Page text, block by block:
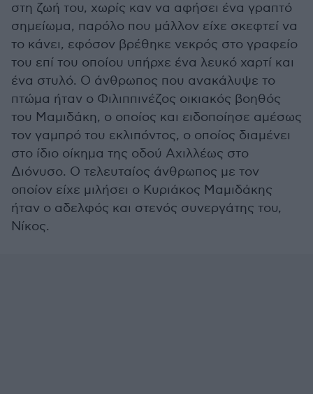
στη ζωή του, χωρίς καν να αφήσει ένα γραπτό
σημείωμα, παρόλο που μάλλον είχε σκεφτεί να
το κάνει, εφόσον βρέθηκε νεκρός στο γραφείο
του επί του οποίου υπήρχε ένα λευκό χαρτί και
ένα στυλό. Ο άνθρωπος που ανακάλυψε το
πτώμα ήταν ο Φιλιππινέζος οικιακός βοηθός
του Μαμιδάκη, ο οποίος και ειδοποίησε αμέσως
τον γαμπρό του εκλιπόντος, ο οποίος διαμένει
στο ίδιο οίκημα της οδού Αχιλλέως στο
Διόνυσο. Ο τελευταίος άνθρωπος με τον
οποίον είχε μιλήσει ο Κυριάκος Μαμιδάκης
ήταν ο αδελφός και στενός συνεργάτης του,
Νίκος.